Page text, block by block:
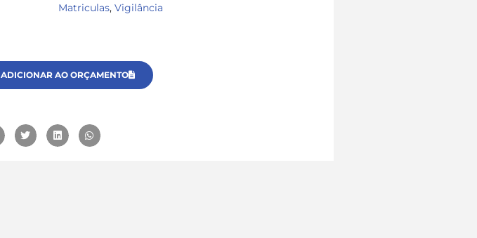
Matriculas, Vigilância
ADICIONAR AO ORÇAMENTO